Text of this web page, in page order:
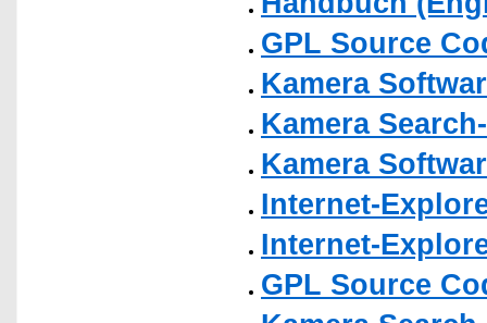
GPL Source
Kamera
Kamera
Kamera
Internet-
Internet-
GPL Source